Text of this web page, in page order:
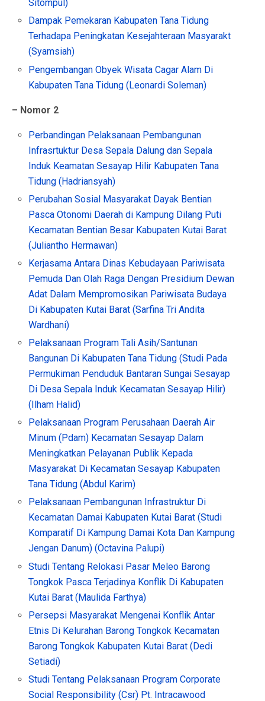
Sitompul)
Dampak Pemekaran Kabupaten Tana Tidung
Terhadapa Peningkatan Kesejahteraan Masyarakt
(Syamsiah)
Pengembangan Obyek Wisata Cagar Alam Di
Kabupaten Tana Tidung (Leonardi Soleman)
– Nomor 2
Perbandingan Pelaksanaan Pembangunan
Infrasrtuktur Desa Sepala Dalung dan Sepala
Induk Keamatan Sesayap Hilir Kabupaten Tana
Tidung (Hadriansyah)
Perubahan Sosial Masyarakat Dayak Bentian
Pasca Otonomi Daerah di Kampung Dilang Puti
Kecamatan Bentian Besar Kabupaten Kutai Barat
(Juliantho Hermawan)
Kerjasama Antara Dinas Kebudayaan Pariwisata
Pemuda Dan Olah Raga Dengan Presidium Dewan
Adat Dalam Mempromosikan Pariwisata Budaya
Di Kabupaten Kutai Barat (Sarfina Tri Andita
Wardhani)
Pelaksanaan Program Tali Asih/Santunan
Bangunan Di Kabupaten Tana Tidung (Studi Pada
Permukiman Penduduk Bantaran Sungai Sesayap
Di Desa Sepala Induk Kecamatan Sesayap Hilir)
(Ilham Halid)
Pelaksanaan Program Perusahaan Daerah Air
Minum (Pdam) Kecamatan Sesayap Dalam
Meningkatkan Pelayanan Publik Kepada
Masyarakat Di Kecamatan Sesayap Kabupaten
Tana Tidung (Abdul Karim)
Pelaksanaan Pembangunan Infrastruktur Di
Kecamatan Damai Kabupaten Kutai Barat (Studi
Komparatif Di Kampung Damai Kota Dan Kampung
Jengan Danum) (Octavina Palupi)
Studi Tentang Relokasi Pasar Meleo Barong
Tongkok Pasca Terjadinya Konflik Di Kabupaten
Kutai Barat (Maulida Farthya)
Persepsi Masyarakat Mengenai Konflik Antar
Etnis Di Kelurahan Barong Tongkok Kecamatan
Barong Tongkok Kabupaten Kutai Barat (Dedi
Setiadi)
Studi Tentang Pelaksanaan Program Corporate
Social Responsibility (Csr) Pt. Intracawood